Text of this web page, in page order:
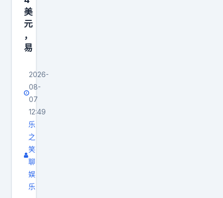
骏
，
真
的
出
有
那
支
球
队
能
抗
一
点
都
意
外
。
整
个
休
赛
期
，
美
元
，
易
2026-
08-
07
12:49
乐
之
笑
聊
娱
乐